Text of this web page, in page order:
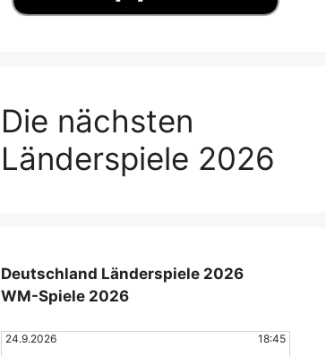
Die nächsten
Länderspiele 2026
Deutschland Länderspiele 2026
WM-Spiele 2026
24.9.2026 18:45